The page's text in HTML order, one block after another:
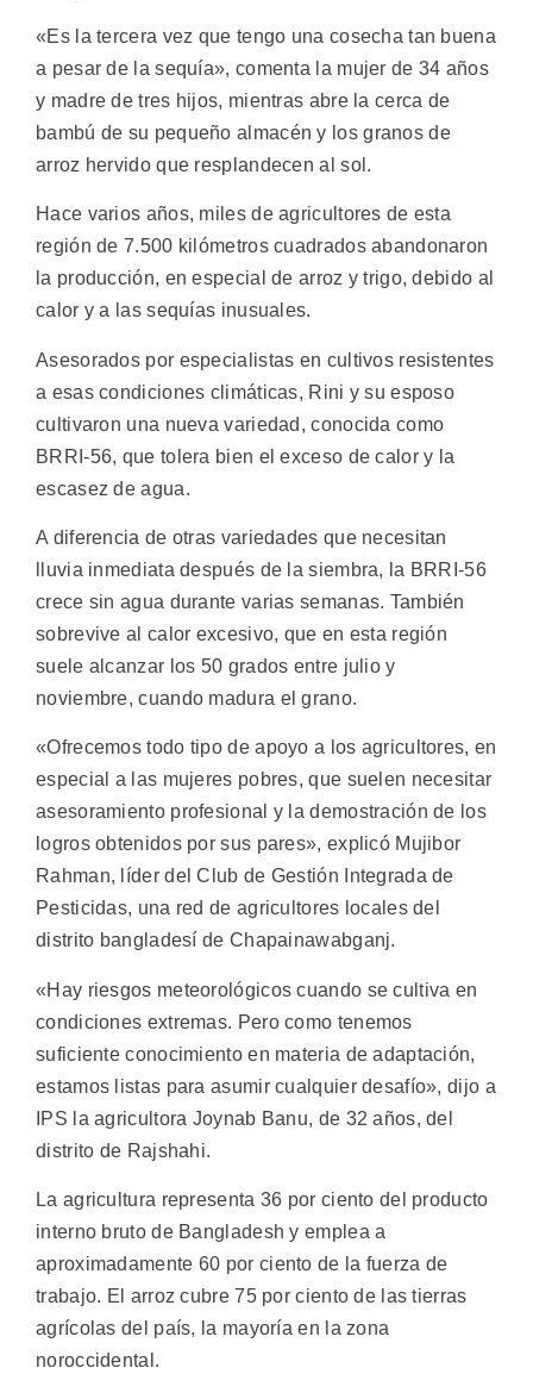
«Es la tercera vez que tengo una cosecha tan buena
a pesar de la sequía», comenta la mujer de 34 años
y madre de tres hijos, mientras abre la cerca de
bambú de su pequeño almacén y los granos de
arroz hervido que resplandecen al sol.
Hace varios años, miles de agricultores de esta
región de 7.500 kilómetros cuadrados abandonaron
la producción, en especial de arroz y trigo, debido al
calor y a las sequías inusuales.
Asesorados por especialistas en cultivos resistentes
a esas condiciones climáticas, Rini y su esposo
cultivaron una nueva variedad, conocida como
BRRI-56, que tolera bien el exceso de calor y la
escasez de agua.
A diferencia de otras variedades que necesitan
lluvia inmediata después de la siembra, la BRRI-56
crece sin agua durante varias semanas. También
sobrevive al calor excesivo, que en esta región
suele alcanzar los 50 grados entre julio y
noviembre, cuando madura el grano.
«Ofrecemos todo tipo de apoyo a los agricultores, en
especial a las mujeres pobres, que suelen necesitar
asesoramiento profesional y la demostración de los
logros obtenidos por sus pares», explicó Mujibor
Rahman, líder del Club de Gestión Integrada de
Pesticidas, una red de agricultores locales del
distrito bangladesí de Chapainawabganj.
«Hay riesgos meteorológicos cuando se cultiva en
condiciones extremas. Pero como tenemos
suficiente conocimiento en materia de adaptación,
estamos listas para asumir cualquier desafío», dijo a
IPS la agricultora Joynab Banu, de 32 años, del
distrito de Rajshahi.
La agricultura representa 36 por ciento del producto
interno bruto de Bangladesh y emplea a
aproximadamente 60 por ciento de la fuerza de
trabajo. El arroz cubre 75 por ciento de las tierras
agrícolas del país, la mayoría en la zona
noroccidental.